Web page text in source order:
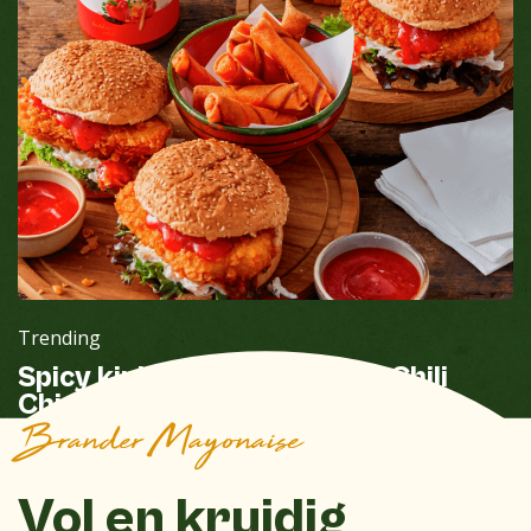
Trending
Spicy kipburger met Sweet Chili
Chipotle saus en kaastengels
Brander Mayonaise